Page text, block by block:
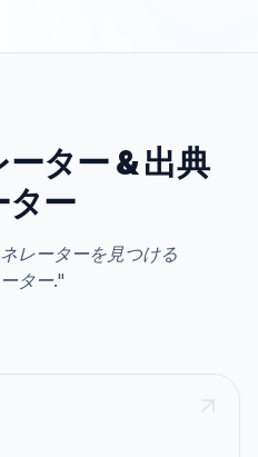
ーター&出典
ター
レーターを見つける
ター."